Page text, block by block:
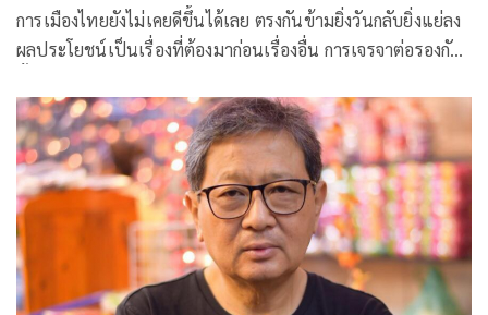
การเมืองไทยยังไม่เคยดีขึ้นได้เลย ตรงกันข้ามยิ่งวันกลับยิ่งแย่ลง
ผลประโยชน์เป็นเรื่องที่ต้องมาก่อนเรื่องอื่น การเจรจาต่อรองกัน